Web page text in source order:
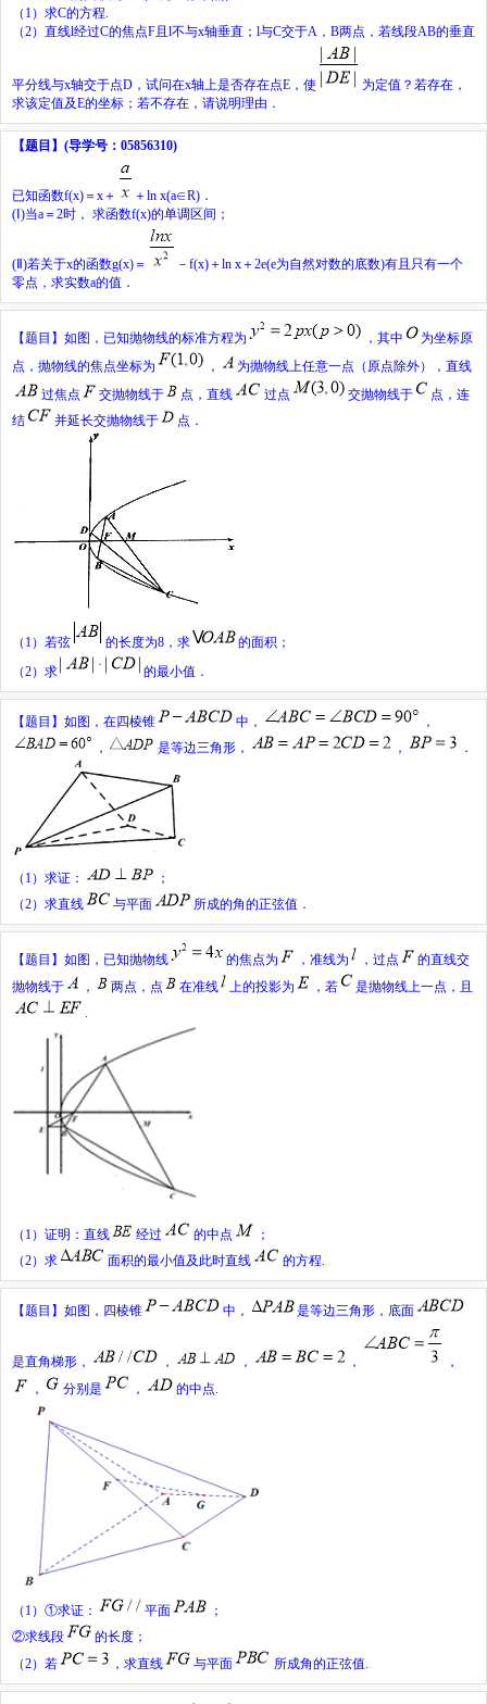
（ 1 ）求C的方程
（2）直线l经过C的焦点F且 l不与x轴垂直； l与C交于A ， B两点，若线段AB的垂直
平分线与x轴交于点D ，试问在x轴上是否存在点E ，使
为定值？若存在，
求该定值及E的坐标；若不存在，请说明理由．
【题目】 (导学号：05856310)
已知函数f(x)＝ x ＋ ＋ln x(a∈R)．
(Ⅰ)当a ＝2时， 求函数f(x)的单调区间；
(Ⅱ)若关于x的函数g(x)＝ － f(x)＋ln x ＋2e(e为自然对数的底数)有且只有一个
零点，求实数a的值．
【题目】 如图，已知抛物线的标准方程为 ，其中
为坐标原
点，抛物线的焦点坐标为
，
为抛物线上任意一点（原点除外），直线
过焦点
交抛物线于 点，直线 过点 交抛物线于
点，连
结
并延长交抛物线于 点．
（ 1 ）若弦 的长度为8 ，求
的面积；
（2）求 的最小值．
【题目】 如图，在四棱锥 中，
，
，
是等边三角形， ， ．
（ 1 ）求证：
；
（2）求直线 与平面 所成的角的正弦值．
【题目】 如图，已知抛物线 的焦点为 ，准线为 ，过点
的直线交
抛物线于
， 两点，点 在准线 上的投影为 ，若
是抛物线上一点，且
（ 1 ）证明：直线 经过 的中点
；
（2）求 面积的最小值及此时直线 的方程
【题目】 如图，四棱锥 中， 是等边三角形，底面
是直角梯形， ， ， ，
，
，
分别是 ， 的中点
（ 1 ）①求证： 平面
；
②求线段
的长度；
（2）若 ，求直线 与平面 所成角的正弦值